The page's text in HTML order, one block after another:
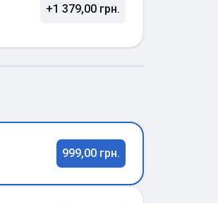
+1 379,00 грн.
999,00 грн.